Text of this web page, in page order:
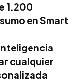
1.200
en Smart
cualquier